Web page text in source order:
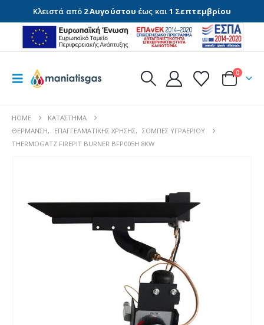
Κλειστά από 2 Αυγούστου έως και1 Σεπτεμβρίου
0
HOME
ΚΑΤΆΣΤΗΜΑ
ΘΈΡΜΑΝΣΗ, ΕΠΑΓΓΕΛΜΑΤΙΚΉΣ ΧΡΉΣΗΣ, ΣΌΜΠΕΣ ΥΓΡΑΕΡΊΟΥ
THERMOGATZ FIREPIT BURNER BFP005H 8KW